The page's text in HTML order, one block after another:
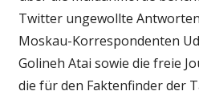
Twitter ungewollte
Moskau-Korrespondenten
Golineh Atai sowie die freie
die für den Faktenfinder der